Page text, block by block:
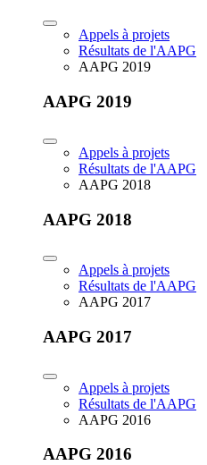
Appels à projets
Résultats de l'AAPG
AAPG 2019
AAPG 2019
Appels à projets
Résultats de l'AAPG
AAPG 2018
AAPG 2018
Appels à projets
Résultats de l'AAPG
AAPG 2017
AAPG 2017
Appels à projets
Résultats de l'AAPG
AAPG 2016
AAPG 2016